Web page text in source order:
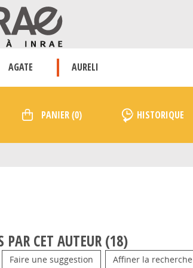
AGATE AURELI
HISTORIQUE
PAR CET AUTEUR (18)
Faire une suggestion Affiner la recherche